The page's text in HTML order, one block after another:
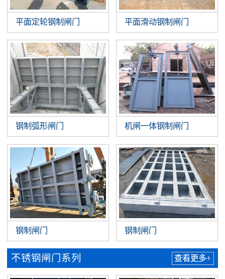
平面定轮钢制闸门 平面滑动钢制闸门
钢制弧形闸门 机闸一体钢制闸门
钢制闸门 钢制闸门
不锈钢闸门系列 查看更多+